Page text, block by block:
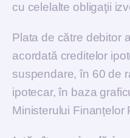
cu celelalte obligaţii
Plata de către debitor
acordată creditelor
suspendare, în 60 de
ipotecar, în baza
Ministerului Finanțelor